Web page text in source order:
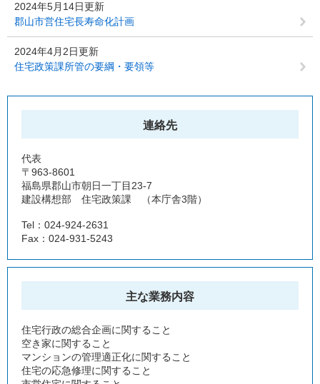
2024年5月14日更新
郡山市営住宅長寿命化計画
2024年4月2日更新
住宅政策課所管の要綱・要領等
連絡先
代表
〒963-8601
福島県郡山市朝日一丁目23-7
建設構想部 住宅政策課 （本庁舎3階）
Tel：024-924-2631
Fax：024-931-5243
主な業務内容
住宅行政の総合企画に関すること
空き家に関すること
マンションの管理適正化に関すること
住宅の応急修理に関すること